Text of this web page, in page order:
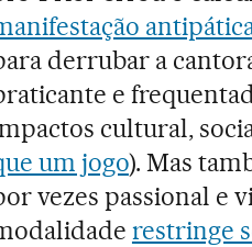
derrubar a
e
cultural,
um jogo). Mas
vezes passional e
restringe